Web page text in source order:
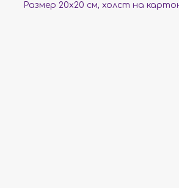
Размер 20х20 см, холст на